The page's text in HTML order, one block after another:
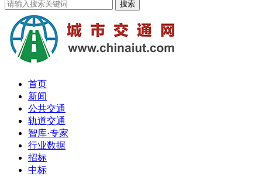
首页
新闻
公共交通
轨道交通
智库·专家
行业数据
招标
中标